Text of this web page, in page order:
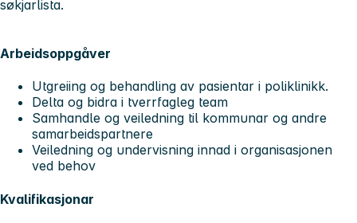
søkjarlista.
Arbeidsoppgåver
Utgreiing og behandling av pasientar i poliklinikk.
Delta og bidra i tverrfagleg team
Samhandle og veiledning til kommunar og andre
samarbeidspartnere
Veiledning og undervisning innad i organisasjonen
ved behov
Kvalifikasjonar